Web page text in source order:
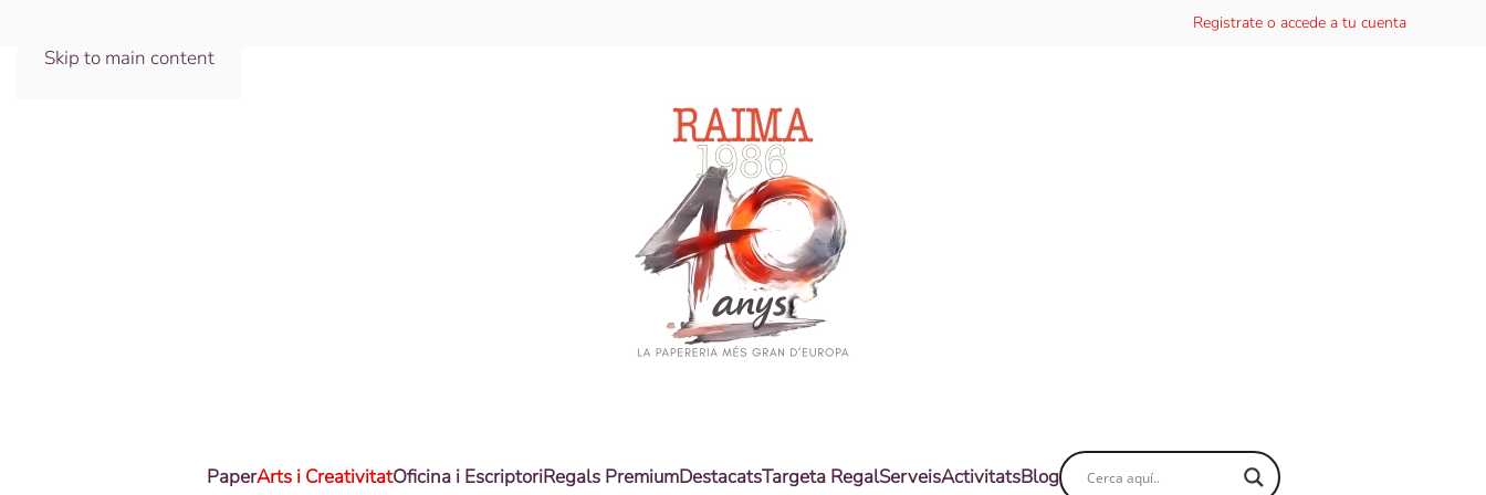
Skip to main content
Registrate o accede a tu cuenta
PaperArts i CreativitatOficina i EscriptoriRegals PremiumDestacatsTargeta RegalServeisActivitatsBlog